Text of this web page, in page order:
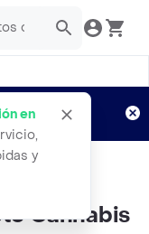
en
y
Aplican TyC
Cannabis